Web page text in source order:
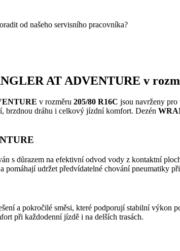
od našeho servisního pracovníka?
AT ADVENTURE v
v rozměru 205/80 R16C jsou navrženy
brzdnou dráhu i celkový jízdní komfort. Dezén
s důrazem na efektivní odvod vody z kontaktní
udržet předvídatelné chování pneumatiky
a pokročilé směsi, které podporují stabilní výkon
při každodenní jízdě i na delších trasách.